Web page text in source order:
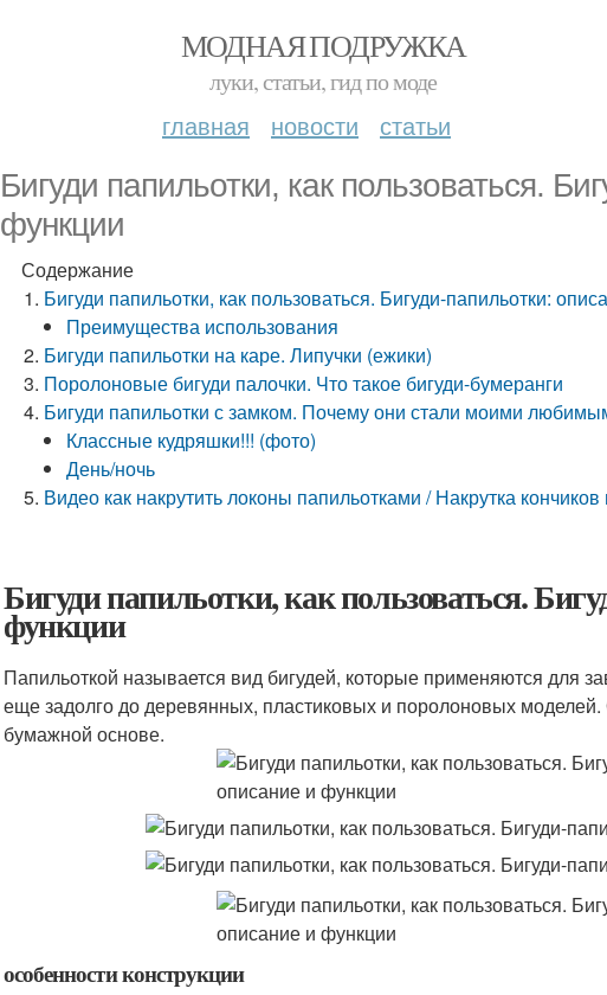
МОДНАЯ ПОДРУЖКА
луки, статьи, гид по моде
главная новости статьи
Бигуди папильотки, как пользоваться.
функции
Содержание
Бигуди папильотки, как пользоваться. Бигуди-папильотки:
Преимущества использования
Бигуди папильотки на каре. Липучки (ежики)
Поролоновые бигуди палочки. Что такое бигуди-бумеранги
Бигуди папильотки с замком. Почему они стали моими
Классные кудряшки!!! (фото)
День/ночь
Видео как накрутить локоны папильотками / Накрутка кончиков
Бигуди папильотки, как пользоваться.
функции
Папильоткой называется вид бигудей, которые применяются для
еще задолго до деревянных, пластиковых и поролоновых
бумажной основе.
особенности конструкции